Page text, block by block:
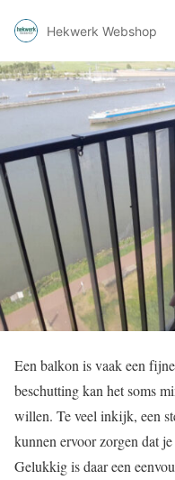
Hekwerk Webshop
Een balkon is vaak een
beschutting kan het soms
willen. Te veel inkijk, een
kunnen ervoor zorgen dat
Gelukkig is daar een